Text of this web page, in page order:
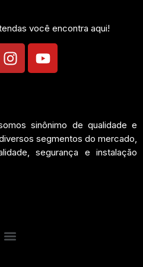
você encontra aqui!
sinônimo de qualidade e
segmentos do mercado,
segurança e instalação